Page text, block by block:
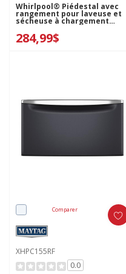
Whirlpool® Piédestal avec
rangement pour laveuse et
sécheuse à chargement
frontal, 15.5 po (39,4 cm)
WFP2715RR
284,99$
Comparer
XHPC155RF
0.0